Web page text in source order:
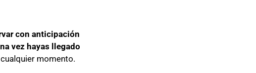
con anticipación
vez hayas llegado
momento.